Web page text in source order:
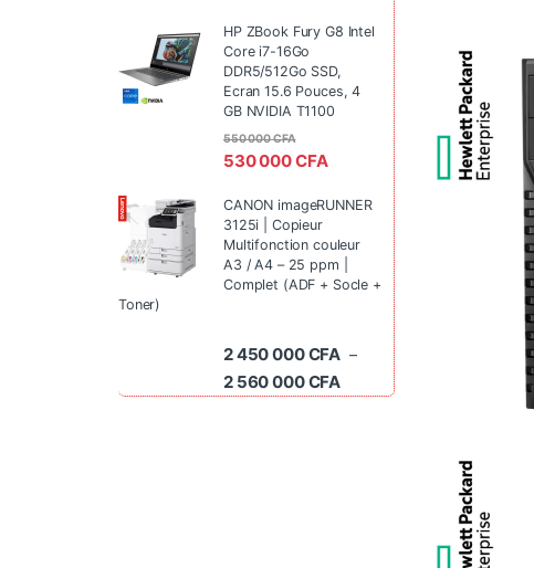
HP ZBook Fury G8 Intel
Core i7-16Go
DDR5/512Go SSD,
Ecran 15.6 Pouces, 4
GB NVIDIA T1100
530 000CFA
550 000CFA
CANON imageRUNNER
3125i | Copieur
Multifonction couleur
A3 / A4 – 25 ppm |
Complet (ADF + Socle +
Toner)
2 450 000CFA –
2 560 000CFA Plage de prix : 2 450 000